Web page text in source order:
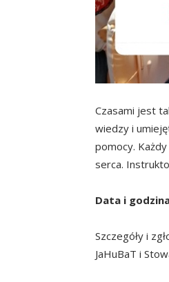
Czasami jest
wiedzy i
pomocy.
serca.
Data i
Szczegóły i
JaHuBaT i